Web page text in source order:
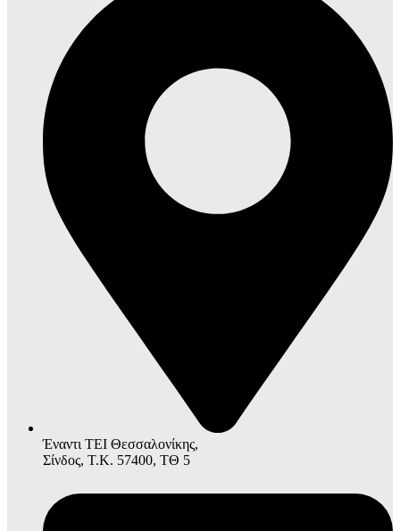
Έναντι ΤΕΙ Θεσσαλονίκης,
Σίνδος, Τ.Κ. 57400, ΤΘ 5